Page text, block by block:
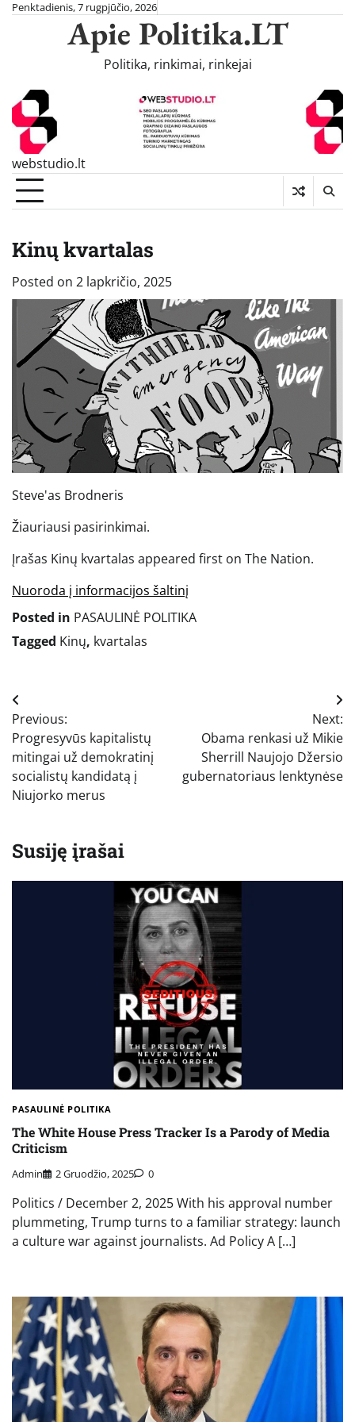
SkipPenktadienis, 7 rugpjūčio, 2026
Apie Politika.LT
Politika, rinkimai, rinkejai
webstudio.lt
Kinų kvartalas
Posted on 2 lapkričio, 2025
Steve'as Brodneris
Žiauriausi pasirinkimai.
Įrašas Kinų kvartalas appeared first on The Nation.
Nuoroda į informacijos šaltinį
Posted in PASAULINĖ POLITIKA
Tagged Kinų, kvartalas
Navigacija
tarp
įrašų
Previous:
Progresyvūs kapitalistų
mitingai už demokratinį
socialistų kandidatą į
Niujorko merus
Next:
Obama renkasi už Mikie
Sherrill Naujojo Džersio
gubernatoriaus lenktynėse
Susiję įrašai
PASAULINĖ POLITIKA
The White House Press Tracker Is a Parody of Media
Criticism
Admin 2 Gruodžio, 2025 0
Politics / December 2, 2025 With his approval number
plummeting, Trump turns to a familiar strategy: launch
a culture war against journalists. Ad Policy A […]